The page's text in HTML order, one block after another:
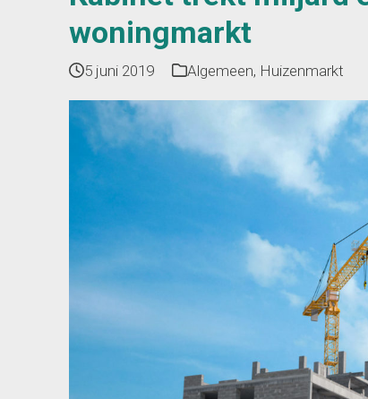
woningmarkt
5 juni 2019 Algemeen, Huizenmarkt